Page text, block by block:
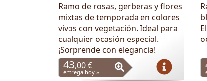
Ramo de rosas, gerberas y flores
mixtas de temporada en colores
vivos con vegetación. Ideal para
cualquier ocasión especial.
¡Sorprende con elegancia!
43,00 €
entrega hoy »